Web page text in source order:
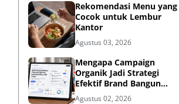
Rekomendasi Menu yang
Cocok untuk Lembur
Kantor
Agustus 03, 2026
Mengapa Campaign
Organik Jadi Strategi
Efektif Brand Bangun
Awareness di Media Sosial
Agustus 02, 2026